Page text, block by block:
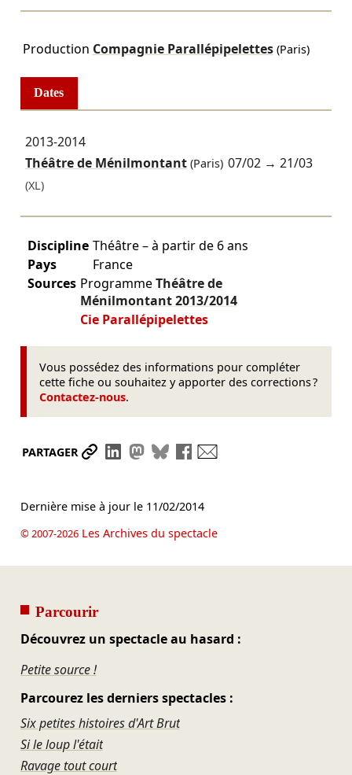
Production Compagnie Parallépipelettes(Paris)
Dates
2013-2014
Théâtre de Ménilmontant(Paris) 07/02 →21/03
(XL)
Discipline Théâtre – à partir de 6 ans
Pays
France
Sources ProgrammeThéâtre de
Ménilmontant2013/2014
Cie Parallépipelettes
Vous possédez des informations pour compléter
cette fiche ou souhaitez y apporter des corrections ?
Contactez-nous.
PARTAGER Partager le lien
Partager sur LinkedIn
Partager sur Mastodon
Partager sur Bluesky
Partager sur Facebook
Dernière mise à jour le 11/02/2014
© 2007-2026Les Archives du spectacle
Parcourir
Découvrez un spectacle au hasard :
Petite source !
Parcourez les derniers spectacles :
Six petites histoires d'Art Brut
Si le loup l'était
Ravage tout court